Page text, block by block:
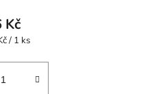
Kč
/ 1 ks